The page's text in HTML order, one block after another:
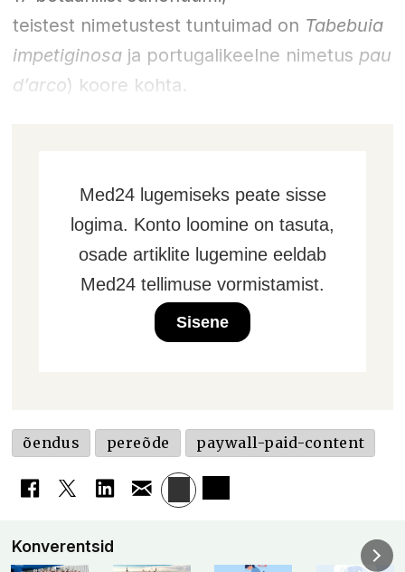
teistest nimetustest tuntuimad on Tabebuia
impetiginosaja portugalikeelne nimetus pau
d’arco) koore kohta.
Med24 lugemiseks peate sisse
logima. Konto loomine on tasuta,
osade artiklite lugemine eeldab
Med24 tellimuse vormistamist.
Sisene
õendus pereõde paywall-paid-content
Konverentsid